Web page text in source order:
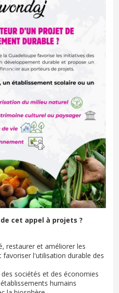
cet appel à projets ?
restaurer et améliorer les
favoriser l'utilisation durable des
sociétés et des économies
humains